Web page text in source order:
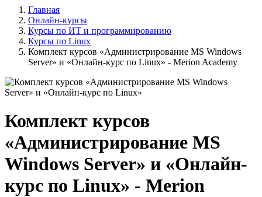
Главная
Онлайн-курсы
Курсы по ИТ и программированию
Курсы по Linux
Комплект курсов «Администрирование MS Windows
Server» и «Онлайн-курс по Linux» - Merion Academy
Комплект курсов
«Администрирование MS
Windows Server» и «Онлайн-
курс по Linux» - Merion